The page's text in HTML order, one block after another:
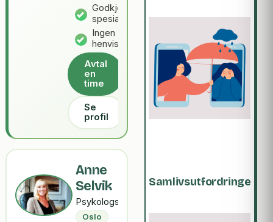
Samlivsutfordringer
Godkjent
spesialist
Ingen
henvisning
Avtal
en
time
Se
profil
Anne
Selvik
Psykologspesialist
Oslo